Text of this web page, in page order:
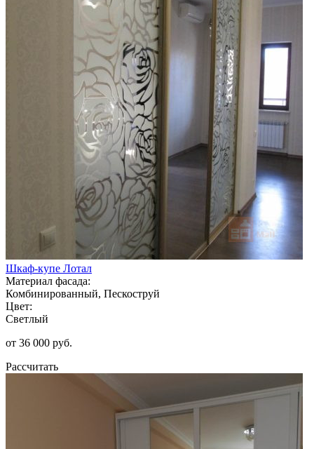
Шкаф-купе Лотал
Материал фасада:
Комбинированный, Пескоструй
Цвет:
Светлый
от 36 000 руб.
Рассчитать